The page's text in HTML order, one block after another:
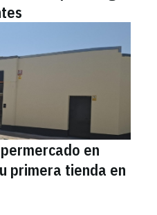
en
primera tienda en